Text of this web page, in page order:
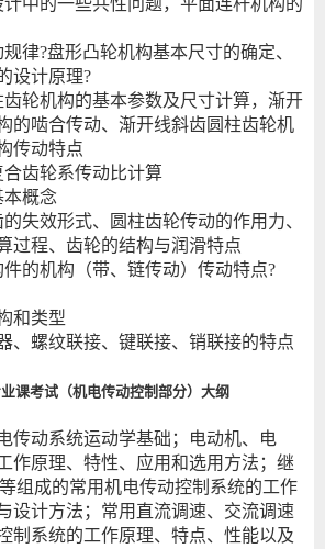
中的一些共性问题，平面连杆机构的
律?盘形凸轮机构基本尺寸的确定、
设计原理?
轮机构的基本参数及尺寸计算，渐开
的啮合传动、渐开线斜齿圆柱齿轮机
传动特点
齿轮系传动比计算
本概念
失效形式、圆柱齿轮传动的作用力、
过程、齿轮的结构与润滑特点
的机构（带、链传动）传动特点?
和类型
、螺纹联接、键联接、销联接的特点
课考试（机电传动控制部分）大纲
传动系统运动学基础；电动机、电
作原理、特性、应用和选用方法；继
组成的常用机电传动控制系统的工作
设计方法；常用直流调速、交流调速
制系统的工作原理、特点、性能以及